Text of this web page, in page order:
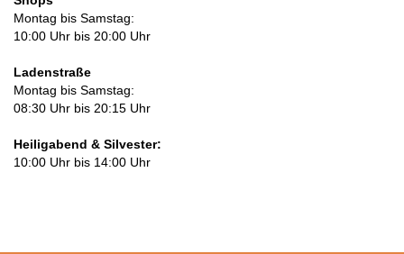
Montag bis Samstag:
10:00 Uhr bis 20:00 Uhr
Ladenstraße
Montag bis Samstag:
08:30 Uhr bis 20:15 Uhr
Heiligabend & Silvester:
10:00 Uhr bis 14:00 Uhr